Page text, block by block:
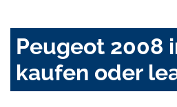
Peugeot 2008
kaufen oder